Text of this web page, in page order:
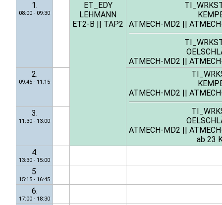
1.
08:00 - 09:30
ET_EDY
LEHMANN
ET2-B
TAP2
ATMECH-MD2
ATMECH-MD2
2.
09:45 - 11:15
ATMECH-MD2
ATMECH-MD2
ab 23
3.
11:30 - 13:00
4.
13:30 - 15:00
5.
15:15 - 16:45
6.
17:00 - 18:30